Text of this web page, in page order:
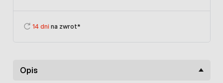
14 dni na zwrot*
Opis